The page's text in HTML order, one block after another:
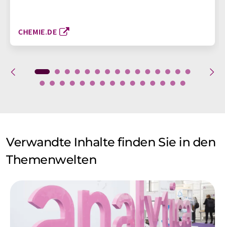
CHEMIE.DE
Verwandte Inhalte finden Sie in den
Themenwelten